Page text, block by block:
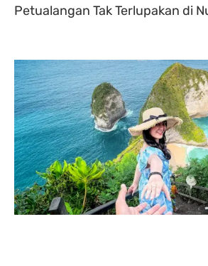
Petualangan Tak Terlupakan di